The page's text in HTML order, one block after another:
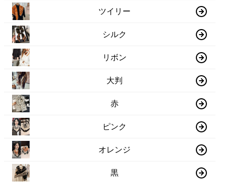
ツイリー
シルク
リボン
大判
赤
ピンク
オレンジ
黒